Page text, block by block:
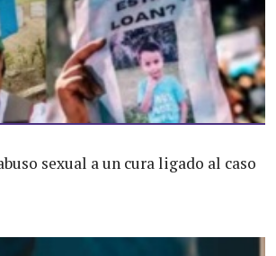
sexual a un cura ligado al caso